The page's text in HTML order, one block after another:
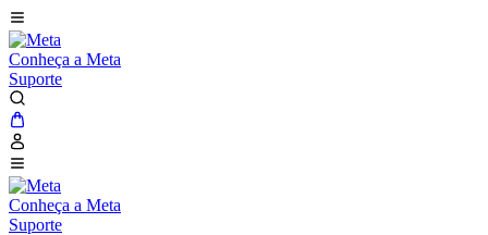
Conheça a Meta
Suporte
Conheça a Meta
Suporte